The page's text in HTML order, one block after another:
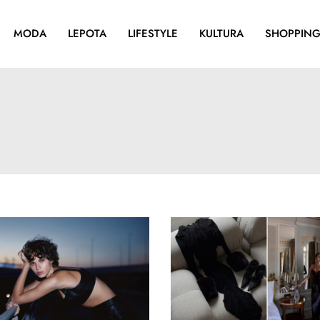
MODA LEPOTA LIFESTYLE KULTURA SHOPPING